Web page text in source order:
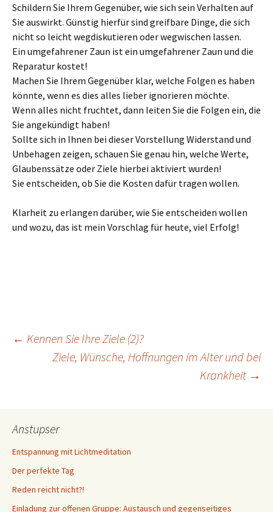
Schildern Sie Ihrem Gegenüber, wie sich sein Verhalten auf
Sie auswirkt. Günstig hierfür sind greifbare Dinge, die sich
nicht so leicht wegdiskutieren oder wegwischen lassen.
Ein umgefahrener Zaun ist ein umgefahrener Zaun und die
Reparatur kostet!
Machen Sie Ihrem Gegenüber klar, welche Folgen es haben
könnte, wenn es dies alles lieber ignorieren möchte.
Wenn alles nicht fruchtet, dann leiten Sie die Folgen ein, die
Sie angekündigt haben!
Sollte sich in Ihnen bei dieser Vorstellung Widerstand und
Unbehagen zeigen, schauen Sie genau hin, welche Werte,
Glaubenssätze oder Ziele hierbei aktiviert wurden!
Sie entscheiden, ob Sie die Kosten dafür tragen wollen.
Klarheit zu erlangen darüber, wie Sie entscheiden wollen
und wozu, das ist mein Vorschlag für heute, viel Erfolg!
Beitragsnavigation
← Kennen Sie Ihre Ziele (2)?
Ziele, Wünsche, Hoffnungen im Alter und bei
Krankheit →
Anstupser
Entspannung mit Lichtmeditation
Der perfekte Tag
Reden reicht nicht?!
Einladung zur offenen Gruppe: Austausch und gegenseitiges